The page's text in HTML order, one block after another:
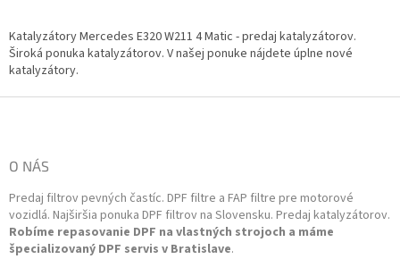
Katalyzátory Mercedes E320 W211 4 Matic - predaj katalyzátorov.
Široká ponuka katalyzátorov. V našej ponuke nájdete úplne nové
katalyzátory.
O NÁS
Predaj filtrov pevných častíc. DPF filtre a FAP filtre pre motorové
vozidlá. Najširšia ponuka DPF filtrov na Slovensku. Predaj katalyzátorov.
Robíme repasovanie DPF na vlastných strojoch a máme
špecializovaný DPF servis v Bratislave.